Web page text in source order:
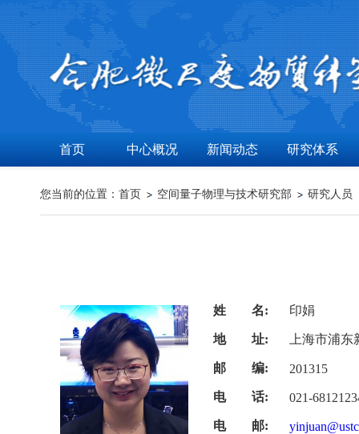
首页 中心概况 新闻动态 研究体系
您当前的位置： 首页 空间量子物理与技术研究部 研究人员
姓 名: 印娟
地 址: 上海市浦
邮 编: 201315
电 话: 021-
电 邮: